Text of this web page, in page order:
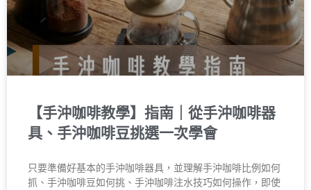
【手沖咖啡教學】指南｜從手沖咖啡器
具、手沖咖啡豆挑選一次學會
只要準備好基本的手沖咖啡器具，並理解手沖咖啡比例如何
抓、手沖咖啡豆如何挑、手沖咖啡注水技巧如何操作，即使